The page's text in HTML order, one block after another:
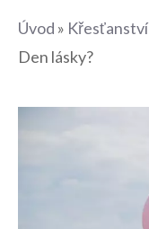
Úvod » Křesťanství
Den lásky?